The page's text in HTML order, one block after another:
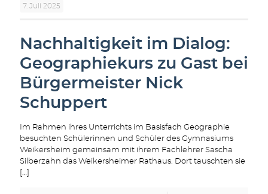
7. Juli 2025
Nachhaltigkeit im Dialog:
Geographiekurs zu Gast bei
Bürgermeister Nick
Schuppert
Im Rahmen ihres Unterrichts im Basisfach Geographie
besuchten Schülerinnen und Schüler des Gymnasiums
Weikersheim gemeinsam mit ihrem Fachlehrer Sascha
Silberzahn das Weikersheimer Rathaus. Dort tauschten sie
[…]